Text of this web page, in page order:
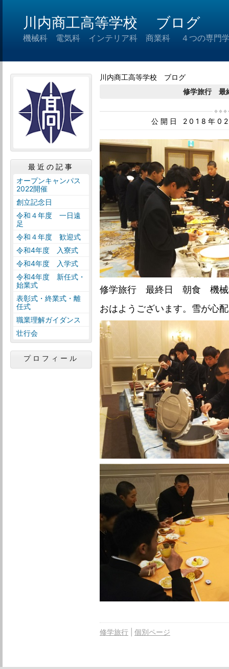
川内商工高等学校 ブログ
機械科 電気科 インテリア科 商業科 ４つの専門学
川内商工高等学校 ブログ
修学旅行 最
公開日 2018年
修学旅行 最終日 朝食 機械
おはようございます。雪が心
修学旅行 個別ページ
最近の記事
オープンキャンパス
2022開催
創立記念日
令和４年度 一日遠
足
令和４年度 歓迎式
令和4年度 入寮式
令和4年度 入学式
令和4年度 新任式・
始業式
表彰式・終業式・離
任式
職業理解ガイダンス
壮行会
プロフィール